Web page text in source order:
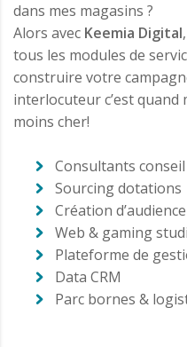
dans mes magasins ?
Alors avec Keemia Digital
tous les modules de
construire votre
interlocuteur c’est
moins cher!
Consultants conseil
Sourcing dotations
Création d’audience
Web & gaming
Plateforme de
Data CRM
Parc bornes &